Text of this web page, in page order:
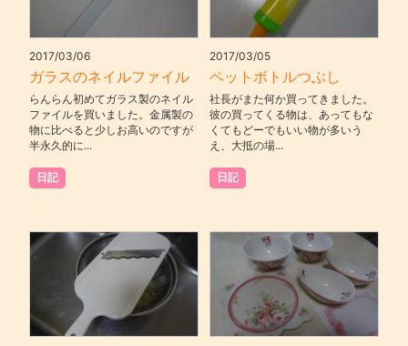
2017/03/06
ガラスのネイルファイル
らんらん初めてガラス製のネイル
ファイルを買いました。金属製の
物に比べると少しお高いのですが
半永久的に...
日記
2017/03/05
ペットボトルつぶし
社長がまた何か買ってきました。
彼の買ってくる物は、あってもな
くてもどーでもいい物が多いう
え、大抵の場...
日記